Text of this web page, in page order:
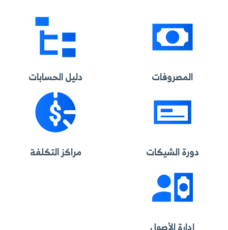
المصروفات دليل الحسابات
دورة الشيكات مراكز التكلفة